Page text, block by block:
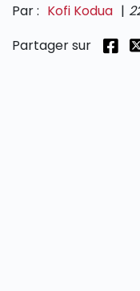
Par : Kofi Kodua |
Partager sur